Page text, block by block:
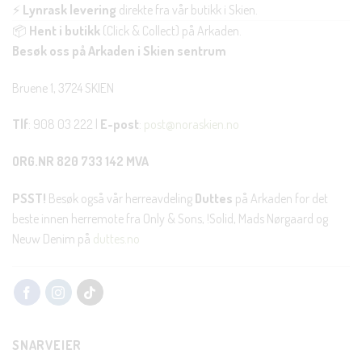
⚡ Lynrask levering direkte fra vår butikk i Skien.
📦 Hent i butikk (Click & Collect) på Arkaden.
Besøk oss på Arkaden i Skien sentrum
Bruene 1, 3724 SKIEN
Tlf: 908 03 222 | E-post: post@noraskien.no
ORG.NR 820 733 142 MVA
PSST! Besøk også vår herreavdeling Duttes på Arkaden for det
beste innen herremote fra Only & Sons, !Solid, Mads Nørgaard og
Neuw Denim på duttes.no
SNARVEIER